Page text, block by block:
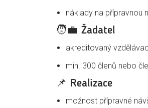
náklady na přípravnou
🧑‍💼 Žadatel
akreditovaný
min. 300 členů nebo
📌 Realizace
možnost přípravné